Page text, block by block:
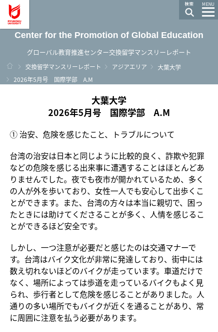
MENU
Center for the Promotion of Global Education
グローバル教育推進センター交換留学マンスリーレポート
ホーム
交換留学マンスリーレポート アジアエリア
大葉大学
2026年5月号 国際学部 A.M
大葉大学
2026年5月号 国際学部 A.M
① 治安、危険を感じたこと、トラブルについて
台湾の治安は日本と同じように比較的良く、詐欺や犯罪
などの危険を感じる出来事に遭遇することはほとんどあ
りませんでした。夜でも夜市が開かれているため、多く
の人が外を歩いており、女性一人でも安心して出歩くこ
とができます。また、台湾の方々は本当に親切で、困っ
たときには助けてくださることが多く、人情を感じるこ
とができるほど安全です。
しかし、一つ注意が必要だと感じたのは交通マナーで
す。台湾はバイク文化が非常に発達しており、街中には
数え切れないほどのバイクが走っています。車道だけで
なく、場所によっては歩道を走っているバイクもよく見
られ、歩行者として危険を感じることがありました。人
通りの多い場所でもバイクが近くを通ることがあり、常
に周囲に注意を払う必要があります。